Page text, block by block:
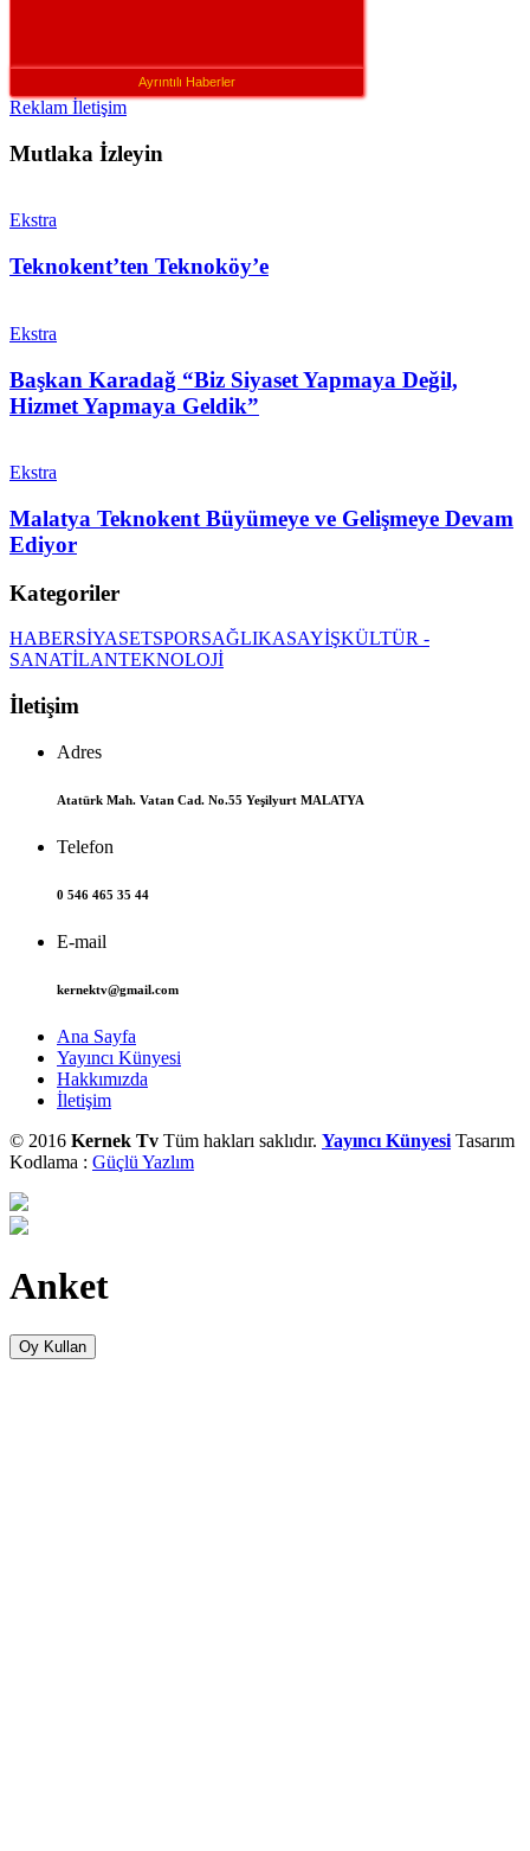
Ayrıntılı Haberler
Reklam İletişim
Mutlaka İzleyin
Ekstra
Teknokent’ten Teknoköy’e
Ekstra
Başkan Karadağ “Biz Siyaset Yapmaya Değil,
Hizmet Yapmaya Geldik”
Ekstra
Malatya Teknokent Büyümeye ve Gelişmeye Devam
Ediyor
Kategoriler
HABERSİYASETSPORSAĞLIKASAYİŞKÜLTÜR -
SANATİLANTEKNOLOJİ
İletişim
Adres
Atatürk Mah. Vatan Cad. No.55 Yeşilyurt MALATYA
Telefon
0 546 465 35 44
E-mail
kernektv@gmail.com
Ana Sayfa
Yayıncı Künyesi
Hakkımızda
İletişim
© 2016 Kernek Tv Tüm hakları saklıdır. Yayıncı Künyesi Tasarım
Kodlama : Güçlü Yazlım
Anket